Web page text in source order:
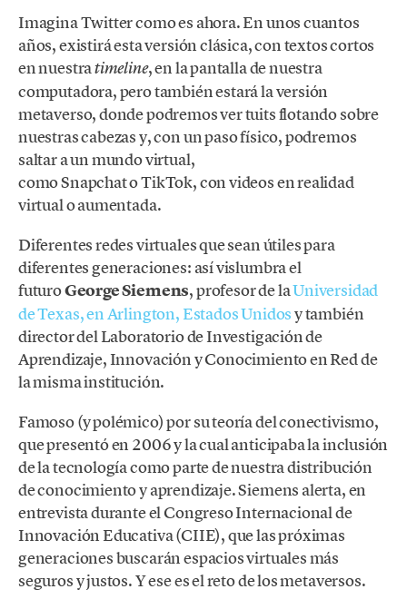
Imagina Twitter como es ahora. En unos cuantos
años, existirá esta versión clásica, con textos cortos
en nuestratimeline, en la pantalla de nuestra
computadora, pero también estará la versión
metaverso, donde podremos ver tuits flotando sobre
nuestras cabezas y, con un paso físico, podremos
saltar a un mundo virtual,
como Snapchat o TikTok, con videos en realidad
virtual o aumentada.
Diferentes redes virtuales que sean útiles para
diferentes generaciones: así vislumbra el
futuroGeorge Siemens, profesor de laUniversidad
de Texas, en Arlington, Estados Unidosy también
director del Laboratorio de Investigación de
Aprendizaje, Innovación y Conocimiento en Red de
la misma institución.
Famoso (y polémico) por su teoría del conectivismo,
que presentó en 2006 y la cual anticipaba la inclusión
de la tecnología como parte de nuestra distribución
de conocimiento y aprendizaje. Siemens alerta, en
entrevista durante el Congreso Internacional de
Innovación Educativa (CIIE), que las próximas
generaciones buscarán espacios virtuales más
seguros y justos. Y ese es el reto de los metaversos.